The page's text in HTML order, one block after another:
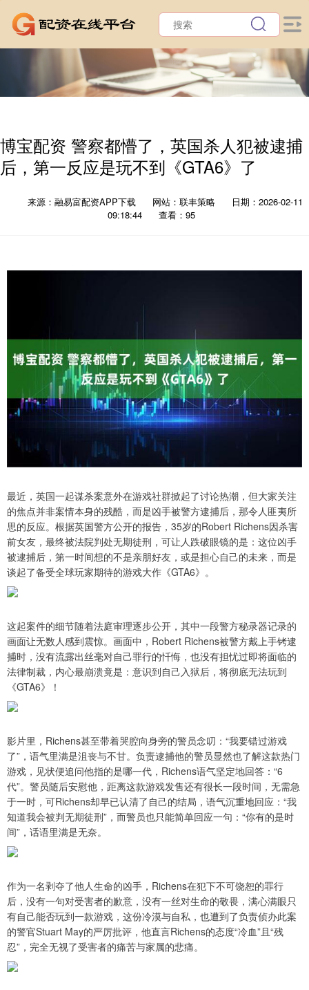
博宝配资 警察都懵了，英国杀人犯被逮捕
后，第一反应是玩不到《GTA6》了
来源：融易富配资APP下载 网站：联丰策略
日期：2026-02-11
09:18:44
查看：95
最近，英国一起谋杀案意外在游戏社群掀起了讨论热潮，但大家关注
的焦点并非案情本身的残酷，而是凶手被警方逮捕后，那令人匪夷所
思的反应。根据英国警方公开的报告，35岁的Robert Richens因杀害
前女友，最终被法院判处无期徒刑，可让人跌破眼镜的是：这位凶手
被逮捕后，第一时间想的不是亲朋好友，或是担心自己的未来，而是
谈起了备受全球玩家期待的游戏大作《GTA6》。
这起案件的细节随着法庭审理逐步公开，其中一段警方秘录器记录的
画面让无数人感到震惊。画面中，Robert Richens被警方戴上手铐逮
捕时，没有流露出丝毫对自己罪行的忏悔，也没有担忧过即将面临的
法律制裁，内心最崩溃竟是：意识到自己入狱后，将彻底无法玩到
《GTA6》！
影片里，Richens甚至带着哭腔向身旁的警员念叨：“我要错过游戏
了”，语气里满是沮丧与不甘。负责逮捕他的警员显然也了解这款热门
游戏，见状便追问他指的是哪一代，Richens语气坚定地回答：“6
代”。警员随后安慰他，距离这款游戏发售还有很长一段时间，无需急
于一时，可Richens却早已认清了自己的结局，语气沉重地回应：“我
知道我会被判无期徒刑”，而警员也只能简单回应一句：“你有的是时
间”，话语里满是无奈。
作为一名剥夺了他人生命的凶手，Richens在犯下不可饶恕的罪行
后，没有一句对受害者的歉意，没有一丝对生命的敬畏，满心满眼只
有自己能否玩到一款游戏，这份冷漠与自私，也遭到了负责侦办此案
的警官Stuart May的严厉批评，他直言Richens的态度“冷血”且“残
忍”，完全无视了受害者的痛苦与家属的悲痛。